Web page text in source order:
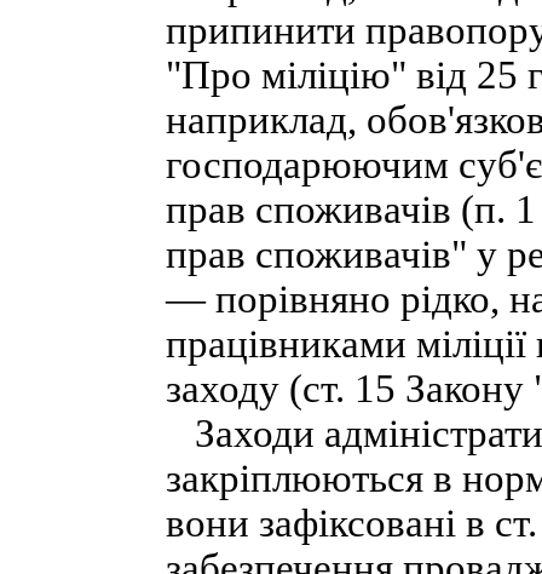
припинити
"Про міліцію" від 25
наприклад,
господарюючим
прав споживачів (п.
прав споживачів" у
— порівняно рідко,
працівниками
заходу (ст. 15
Заходи
закріплюються в
вони зафіксовані в